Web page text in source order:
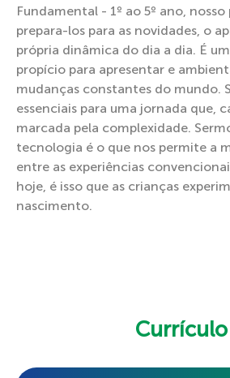
Fundamental - 1º ao 5º ano,
prepara-los para as novidades, o
própria dinâmica do dia a dia. É
propício para apresentar e
mudanças constantes do mundo.
essenciais para uma jornada que,
marcada pela complexidade.
tecnologia é o que nos permite a
entre as experiências
hoje, é isso que as crianças
nascimento.
Currículo